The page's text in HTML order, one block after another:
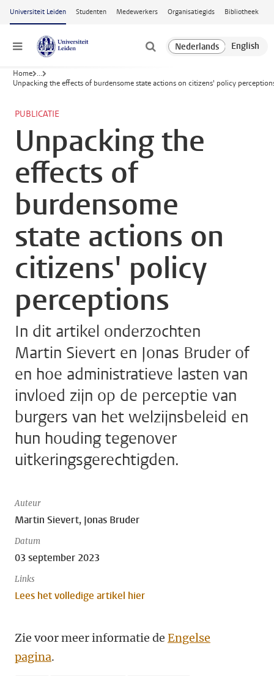
Ga naar hoofdinhoud
Universiteit Leiden Studenten Medewerkers Organisatiegids Bibliotheek
Menu
Home ...
Unpacking the effects of burdensome state actions on citizens' policy
PUBLICATIE
Unpacking the
effects of
burdensome
state actions on
citizens' policy
perceptions
In dit artikel onderzochten
Martin Sievert en Jonas Bruder of
en hoe administratieve lasten van
invloed zijn op de perceptie van
burgers van het welzijnsbeleid en
hun houding tegenover
uitkeringsgerechtigden.
Auteur
Martin Sievert, Jonas Bruder
Datum
03 september 2023
Links
Lees het volledige artikel hier
Zie voor meer informatie de Engelse
pagina.